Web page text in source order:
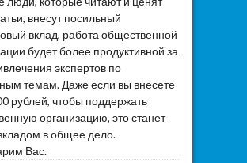
внесут посильный
вклад, работа общественной
будет более продуктивной за
экспертов по
темам. Даже если вы внесете
рублей, чтобы поддержать
организацию, это станет
в общее дело.
Вас.